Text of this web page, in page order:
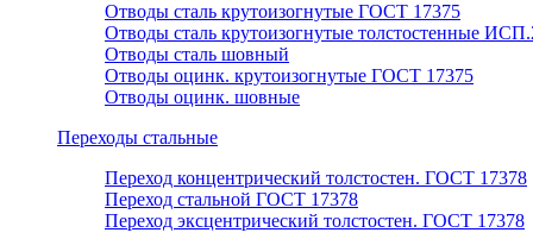
Отводы сталь крутоизогнутые ГОСТ 17375
Отводы сталь крутоизогнутые толстостенные
Отводы сталь шовный
Отводы оцинк. крутоизогнутые ГОСТ 17375
Отводы оцинк. шовные
Переходы стальные
Переход концентрический толстостен. ГОСТ 17378
Переход стальной ГОСТ 17378
Переход эксцентрический толстостен. ГОСТ 17378